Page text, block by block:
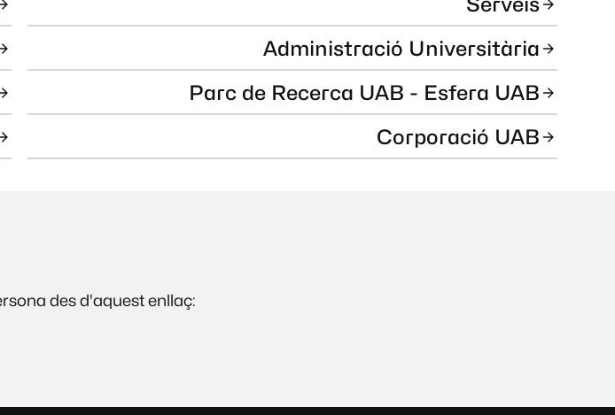
Administració Universitària
Parc de Recerca UAB - Esfera UAB
Corporació UAB
des d'aquest enllaç: